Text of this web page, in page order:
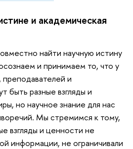
и академическая
найти научную истину
и принимаем то, что у
и
быть разные взгляды и
но научное знание для нас
Мы стремимся к тому,
взгляды и ценности не
информации, не ограничивали